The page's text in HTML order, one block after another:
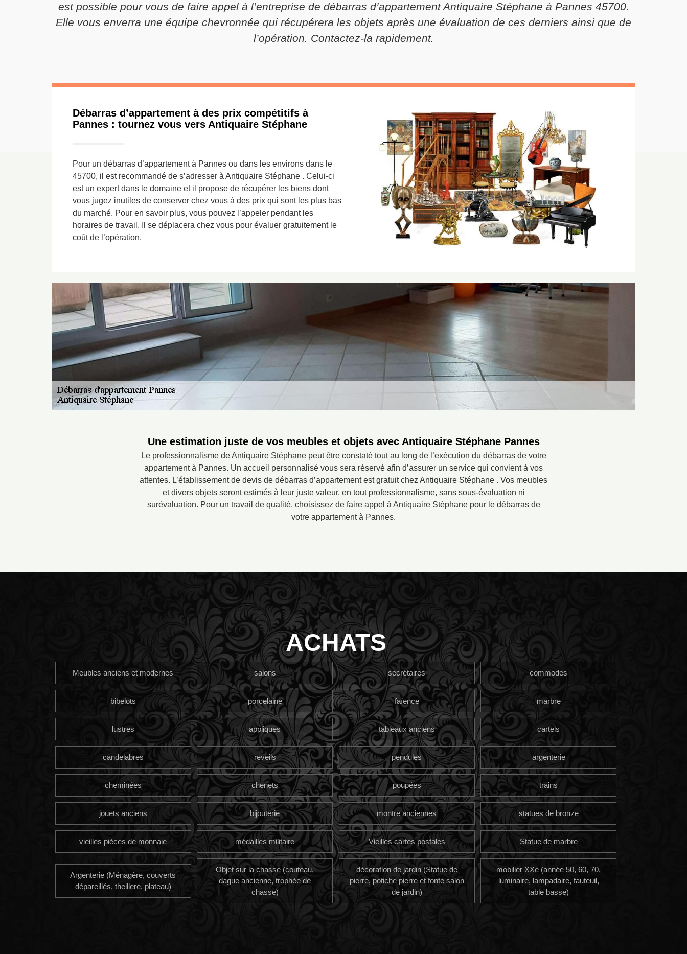
est possible pour vous de faire appel à l’entreprise de débarras d’appartement Antiquaire Stéphane à Pannes 45700.
Elle vous enverra une équipe chevronnée qui récupérera les objets après une évaluation de ces derniers ainsi que de
l’opération. Contactez-la rapidement.
Débarras d’appartement à des prix compétitifs à
Pannes : tournez vous vers Antiquaire Stéphane
Pour un débarras d’appartement à Pannes ou dans les environs dans le
45700, il est recommandé de s’adresser à Antiquaire Stéphane . Celui-ci
est un expert dans le domaine et il propose de récupérer les biens dont
vous jugez inutiles de conserver chez vous à des prix qui sont les plus bas
du marché. Pour en savoir plus, vous pouvez l’appeler pendant les
horaires de travail. Il se déplacera chez vous pour évaluer gratuitement le
coût de l’opération.
Une estimation juste de vos meubles et objets avec Antiquaire Stéphane Pannes
Le professionnalisme de Antiquaire Stéphane peut être constaté tout au long de l’exécution du débarras de votre
appartement à Pannes. Un accueil personnalisé vous sera réservé afin d’assurer un service qui convient à vos
attentes. L’établissement de devis de débarras d’appartement est gratuit chez Antiquaire Stéphane . Vos meubles
et divers objets seront estimés à leur juste valeur, en tout professionnalisme, sans sous-évaluation ni
surévaluation. Pour un travail de qualité, choisissez de faire appel à Antiquaire Stéphane pour le débarras de
votre appartement à Pannes.
ACHATS
Meubles anciens et modernes salons secrétaires commodes
bibelots porcelaine faïence marbre
lustres appliques tableaux anciens cartels
candelabres reveils pendules argenterie
cheminées chenets poupées trains
jouets anciens bijouterie montre anciennes statues de bronze
vieilles pièces de monnaie médailles militaire Vieilles cartes postales Statue de marbre
Argenterie (Ménagère, couverts
dépareillés, theillere, plateau)
Objet sur la chasse (couteau,
dague ancienne, trophée de
chasse)
décoration de jardin (Statue de
pierre, potiche pierre et fonte salon
de jardin)
mobilier XXe (année 50, 60, 70,
luminaire, lampadaire, fauteuil,
table basse)